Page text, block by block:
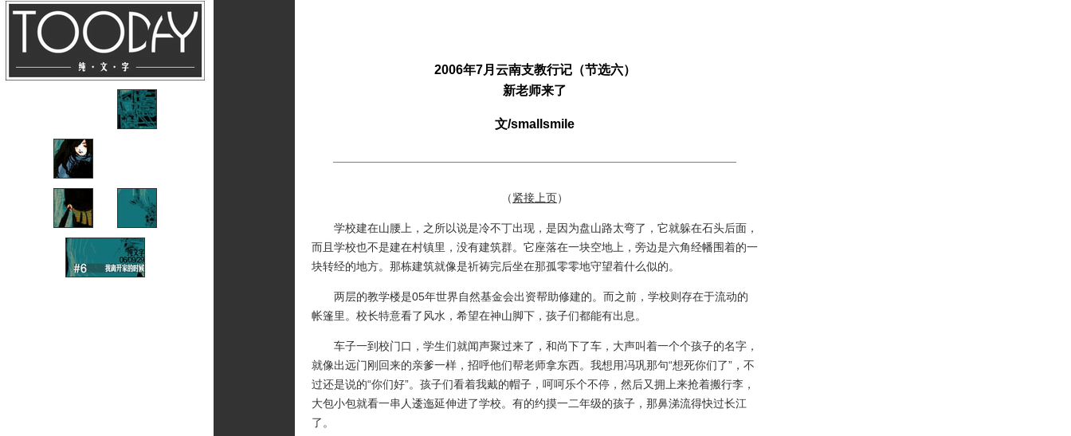
2006年7月云南支教行记（节选六）
新老师来了
文/smallsmile
（紧接上页）
学校建在山腰上，之所以说是冷不丁出现，是因为盘山路太弯了，它就躲在石头后面，
而且学校也不是建在村镇里，没有建筑群。它座落在一块空地上，旁边是六角经幡围着的一
块转经的地方。那栋建筑就像是祈祷完后坐在那孤零零地守望着什么似的。
两层的教学楼是05年世界自然基金会出资帮助修建的。而之前，学校则存在于流动的
帐篷里。校长特意看了风水，希望在神山脚下，孩子们都能有出息。
车子一到校门口，学生们就闻声聚过来了，和尚下了车，大声叫着一个个孩子的名字，
就像出远门刚回来的亲爹一样，招呼他们帮老师拿东西。我想用冯巩那句“想死你们了”，不
过还是说的“你们好”。孩子们看着我戴的帽子，呵呵乐个不停，然后又拥上来抢着搬行李，
大包小包就看一串人逶迤延伸进了学校。有的约摸一二年级的孩子，那鼻涕流得快过长江
了。